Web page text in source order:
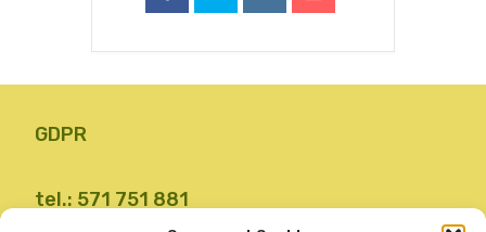
GDPR
tel.: 571 751 881